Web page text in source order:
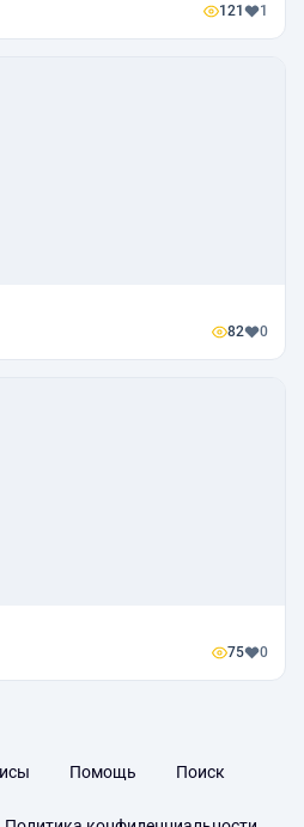
121 1
82 0
75 0
Помощь Поиск